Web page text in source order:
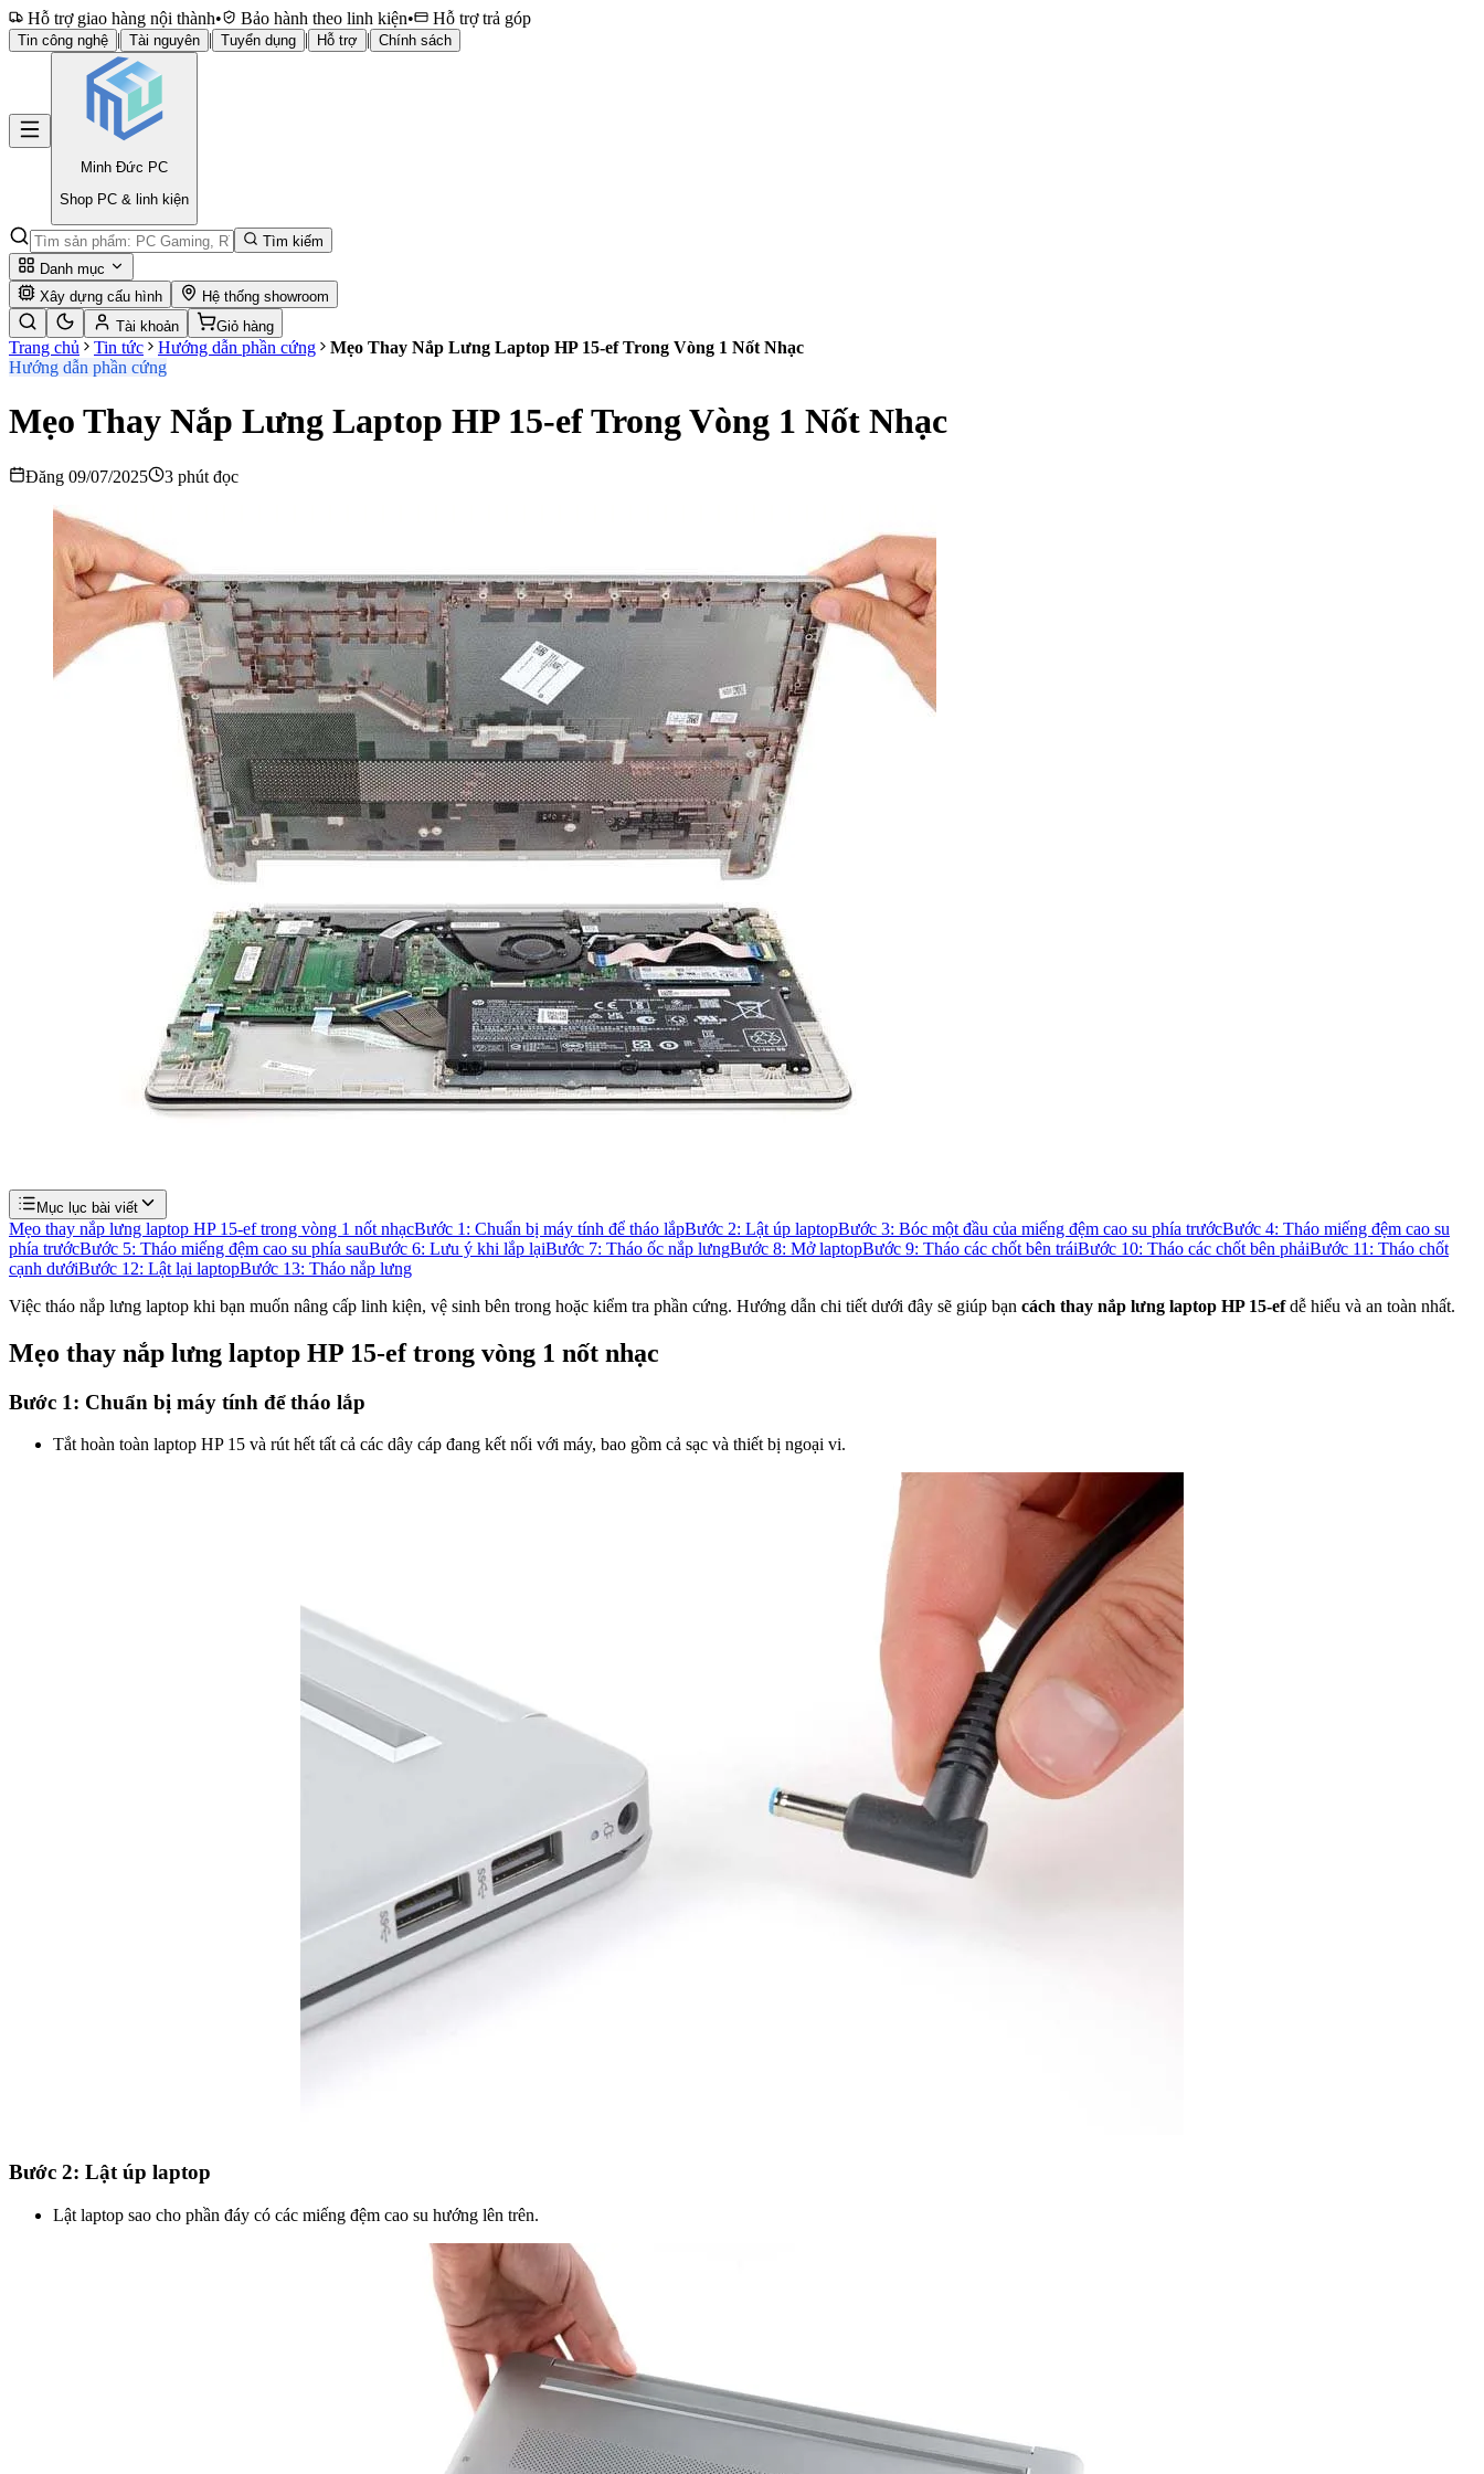
Hỗ trợ giao hàng nội thành• Bảo hành theo linh kiện• Hỗ trợ trả góp
Tin công nghệ | Tài nguyên | Tuyển dụng | Hỗ trợ | Chính sách
Minh Đức PC
Shop PC & linh kiện
Tìm kiếm
Danh mục
Xây dựng cấu hình
Hệ thống showroom
Tài khoản
Giỏ hàng
Trang chủ Tin tức Hướng dẫn phần cứng
Mẹo Thay Nắp Lưng Laptop HP 15-ef Trong Vòng 1 Nốt Nhạc
Hướng dẫn phần cứng
Mẹo Thay Nắp Lưng Laptop HP 15-ef Trong Vòng 1 Nốt Nhạc
Đăng 09/07/2025 3 phút đọc
Mục lục bài viết
Mẹo thay nắp lưng laptop HP 15-ef trong vòng 1 nốt nhạcBước 1: Chuẩn bị máy tính để tháo lắpBước 2: Lật úp laptopBước 3: Bóc một đầu của miếng đệm cao su phía trướcBước 4: Tháo miếng đệm cao su
phía trướcBước 5: Tháo miếng đệm cao su phía sauBước 6: Lưu ý khi lắp lạiBước 7: Tháo ốc nắp lưngBước 8: Mở laptopBước 9: Tháo các chốt bên tráiBước 10: Tháo các chốt bên phảiBước 11: Tháo chốt
cạnh dướiBước 12: Lật lại laptopBước 13: Tháo nắp lưng
Việc tháo nắp lưng laptop khi bạn muốn nâng cấp linh kiện, vệ sinh bên trong hoặc kiểm tra phần cứng. Hướng dẫn chi tiết dưới đây sẽ giúp bạn cách thay nắp lưng laptop HP 15-efdễ hiểu và an toàn nhất.
Mẹo thay nắp lưng laptop HP 15-ef trong vòng 1 nốt nhạc
Bước 1: Chuẩn bị máy tính để tháo lắp
Tắt hoàn toàn laptop HP 15 và rút hết tất cả các dây cáp đang kết nối với máy, bao gồm cả sạc và thiết bị ngoại vi.
Bước 2: Lật úp laptop
Lật laptop sao cho phần đáy có các miếng đệm cao su hướng lên trên.